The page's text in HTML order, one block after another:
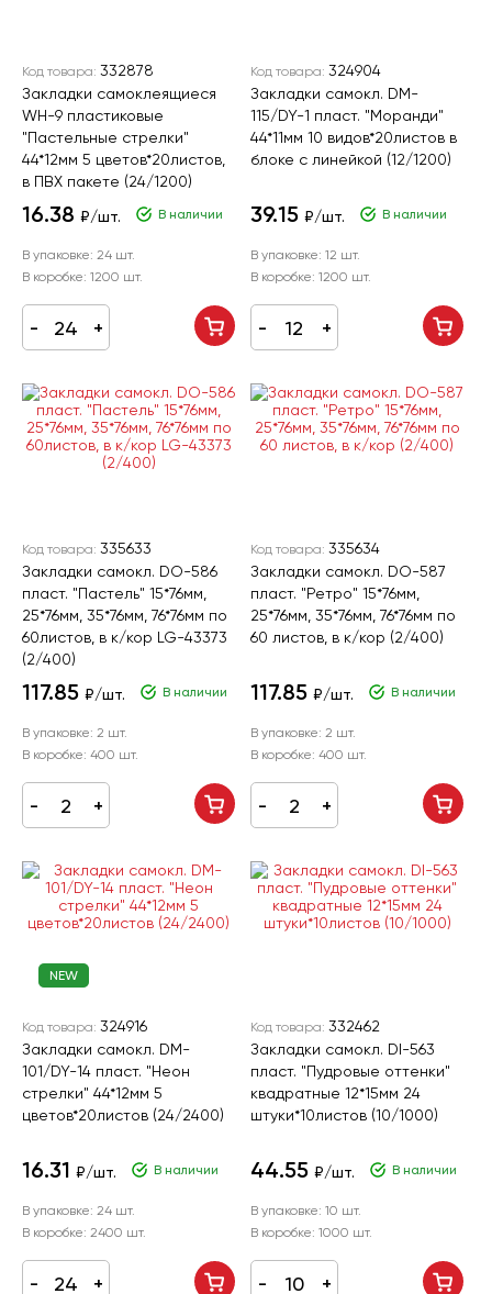
Код товара: 332878
Закладки самоклеящиеся
WH-9 пластиковые
"Пастельные стрелки"
44*12мм 5 цветов*20листов,
в ПВХ пакете (24/1200)
16.38 ₽/шт. В наличии
В упаковке: 24 шт.
В коробке: 1200 шт.
Код товара: 324904
Закладки самокл. DM-
115/DY-1 пласт. "Моранди"
44*11мм 10 видов*20листов в
блоке с линейкой (12/1200)
39.15 ₽/шт. В наличии
В упаковке: 12 шт.
В коробке: 1200 шт.
Код товара: 335633
Закладки самокл. DO-586
пласт. "Пастель" 15*76мм,
25*76мм, 35*76мм, 76*76мм по
60листов, в к/кор LG-43373
(2/400)
117.85 ₽/шт. В наличии
В упаковке: 2 шт.
В коробке: 400 шт.
Код товара: 335634
Закладки самокл. DO-587
пласт. "Ретро" 15*76мм,
25*76мм, 35*76мм, 76*76мм по
60 листов, в к/кор (2/400)
117.85 ₽/шт. В наличии
В упаковке: 2 шт.
В коробке: 400 шт.
NEW
Код товара: 324916
Закладки самокл. DM-
101/DY-14 пласт. "Неон
стрелки" 44*12мм 5
цветов*20листов (24/2400)
16.31 ₽/шт. В наличии
В упаковке: 24 шт.
В коробке: 2400 шт.
Код товара: 332462
Закладки самокл. DI-563
пласт. "Пудровые оттенки"
квадратные 12*15мм 24
штуки*10листов (10/1000)
44.55 ₽/шт. В наличии
В упаковке: 10 шт.
В коробке: 1000 шт.